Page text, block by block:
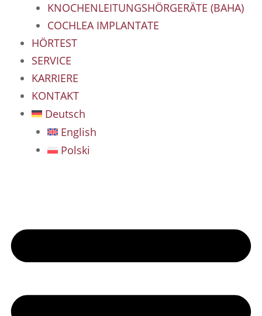
KNOCHENLEITUNGSHÖRGERÄTE (BAHA)
COCHLEA IMPLANTATE
HÖRTEST
SERVICE
KARRIERE
KONTAKT
Deutsch
English
Polski